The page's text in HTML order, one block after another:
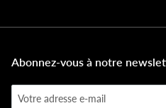
Abonnez-vous à notre